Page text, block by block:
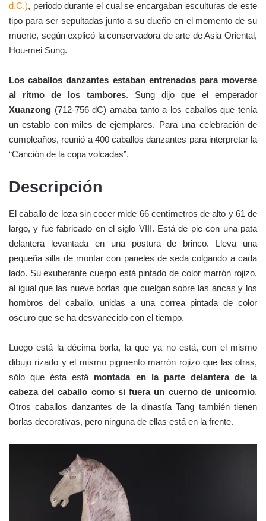
d.C.), periodo durante el cual se encargaban esculturas de este
tipo para ser sepultadas junto a su dueño en el momento de su
muerte, según explicó la conservadora de arte de Asia Oriental,
Hou-mei Sung.
Los caballos danzantes estaban entrenados para moverse
al ritmo de los tambores. Sung dijo que el emperador
Xuanzong (712-756 dC) amaba tanto a los caballos que tenía
un establo con miles de ejemplares. Para una celebración de
cumpleaños, reunió a 400 caballos danzantes para interpretar la
“Canción de la copa volcadas”.
Descripción
El caballo de loza sin cocer mide 66 centímetros de alto y 61 de
largo, y fue fabricado en el siglo VIII. Está de pie con una pata
delantera levantada en una postura de brinco. Lleva una
pequeña silla de montar con paneles de seda colgando a cada
lado. Su exuberante cuerpo está pintado de color marrón rojizo,
al igual que las nueve borlas que cuelgan sobre las ancas y los
hombros del caballo, unidas a una correa pintada de color
oscuro que se ha desvanecido con el tiempo.
Luego está la décima borla, la que ya no está, con el mismo
dibujo rizado y el mismo pigmento marrón rojizo que las otras,
sólo que ésta está montada en la parte delantera de la
cabeza del caballo como si fuera un cuerno de unicornio.
Otros caballos danzantes de la dinastía Tang también tienen
borlas decorativas, pero ninguna de ellas está en la frente.